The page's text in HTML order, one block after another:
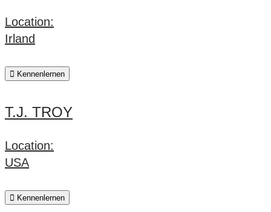
Location:
Irland
Kennenlernen
T.J. TROY
Location:
USA
Kennenlernen